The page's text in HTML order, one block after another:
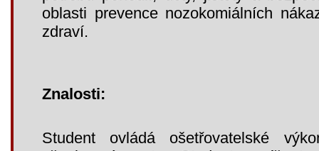
oblasti prevence nozokomiálních
zdraví.
Znalosti:
Student ovládá ošetřovatelské